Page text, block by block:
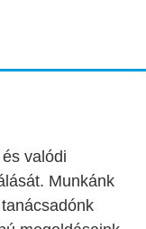
valódi
Munkánk